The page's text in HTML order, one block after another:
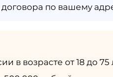
по вашему
в возрасте от 18 до 75